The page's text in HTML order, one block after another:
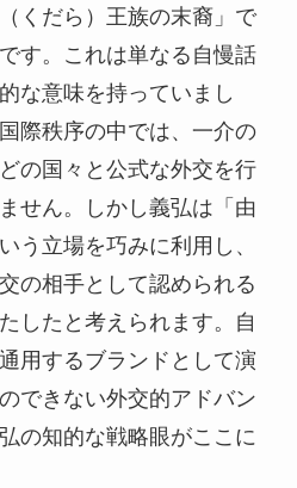
くだら）王族の末裔」で
す。これは単なる自慢話
な意味を持っていまし
際秩序の中では、一介の
の国々と公式な外交を行
せん。しかし義弘は「由
う立場を巧みに利用し、
の相手として認められる
したと考えられます。自
用するブランドとして演
できない外交的アドバン
の知的な戦略眼がここに